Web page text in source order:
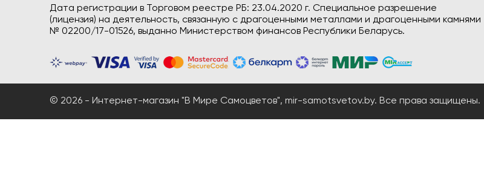
Дата регистрации в Торговом реестре РБ: 23.04.2020 г. Специальное разрешение
(лицензия) на деятельность, связанную с драгоценными металлами и драгоценными камнями
№ 02200/17-01526, выданно Министерством финансов Республики Беларусь.
© 2026 - Интернет-магазин "В Мире Самоцветов", mir-samotsvetov.by. Все права защищены.